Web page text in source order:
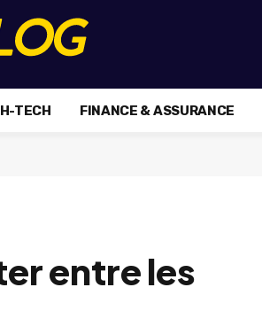
TECH FINANCE & ASSURANCE
entre les